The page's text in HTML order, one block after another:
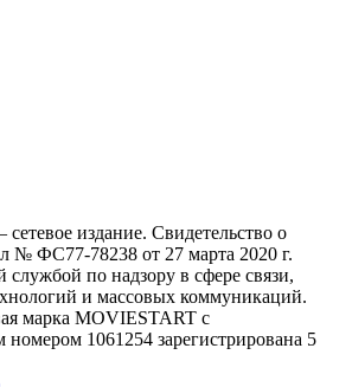
издание. Свидетельство о
№ ФС77-78238 от 27 марта 2020 г.
по надзору в сфере связи,
и массовых коммуникаций.
марка MOVIESTART с
1061254 зарегистрирована 5